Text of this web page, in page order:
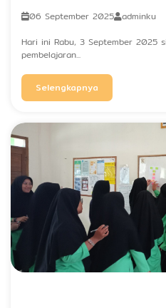
06 September 2025 adminku
Hari ini Rabu, 3 September 2025
pembelajaran...
Selengkapnya